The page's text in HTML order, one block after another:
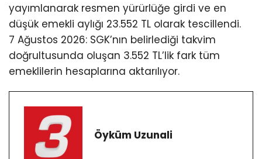
yayımlanarak resmen yürürlüğe girdi ve en
düşük emekli aylığı 23.552 TL olarak tescillendi.
7 Ağustos 2026: SGK’nın belirlediği takvim
doğrultusunda oluşan 3.552 TL’lik fark tüm
emeklilerin hesaplarına aktarılıyor.
Öyküm Uzunali